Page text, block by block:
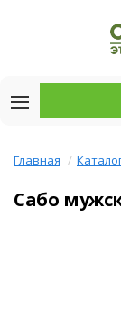
Главная
Сабо